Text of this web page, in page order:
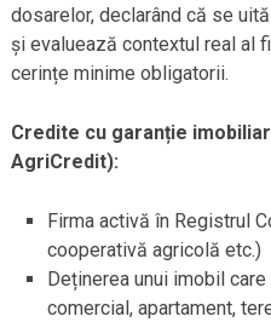
dosarelor, declarând că se
și evaluează contextul real al
cerințe minime obligatorii.
Credite cu garanție
AgriCredit):
Firma activă în Registrul
cooperativă agricolă etc.)
Deținerea unui imobil
comercial, apartament,